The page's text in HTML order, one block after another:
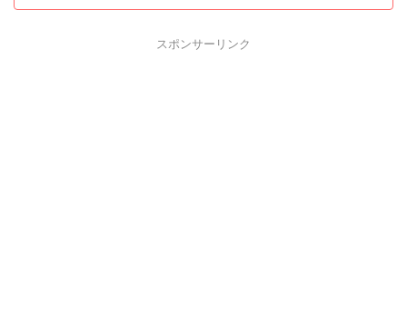
スポンサーリンク